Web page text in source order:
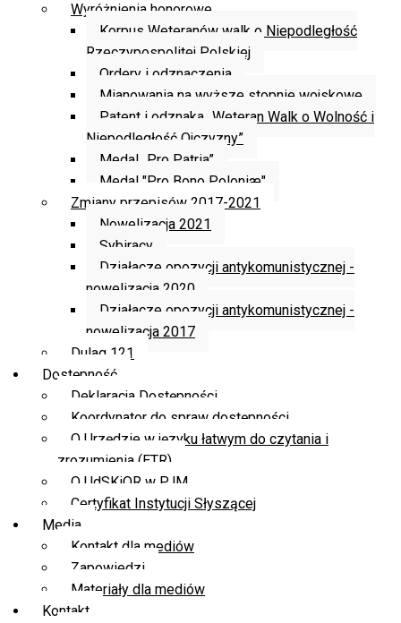
Wyróżnienia honorowe
Korpus Weteranów walk o Niepodległość
Rzeczypospolitej Polskiej
Ordery i odznaczenia
Mianowania na wyższe stopnie wojskowe
Patent i odznaka „Weteran Walk o Wolność i
Niepodległość Ojczyzny”
Medal „Pro Patria”
Medal "Pro Bono Poloniæ"
Zmiany przepisów 2017-2021
Nowelizacja 2021
Sybiracy
Działacze opozycji antykomunistycznej -
nowelizacja 2020
Działacze opozycji antykomunistycznej -
nowelizacja 2017
Dulag 121
Dostępność
Deklaracja Dostępności
Koordynator do spraw dostępności
O Urzędzie w języku łatwym do czytania i
zrozumienia (ETR)
O UdSKiOR w PJM
Certyfikat Instytucji Słyszącej
Media
Kontakt dla mediów
Zapowiedzi
Materiały dla mediów
Kontakt